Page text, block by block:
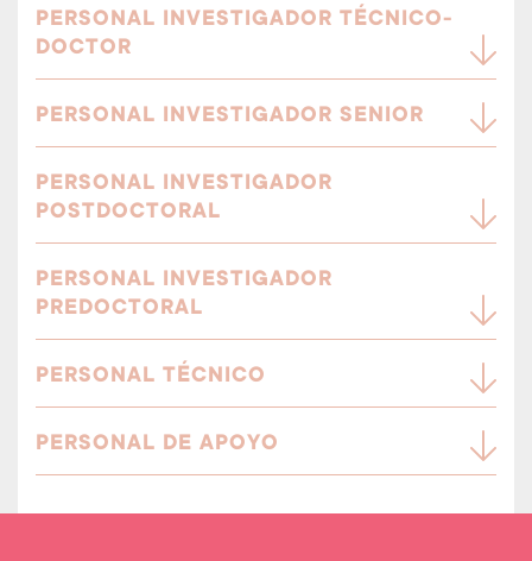
PERSONAL INVESTIGADOR TÉCNICO-
DOCTOR
PERSONAL INVESTIGADOR SENIOR
PERSONAL INVESTIGADOR
POSTDOCTORAL
PERSONAL INVESTIGADOR
PREDOCTORAL
PERSONAL TÉCNICO
PERSONAL DE APOYO